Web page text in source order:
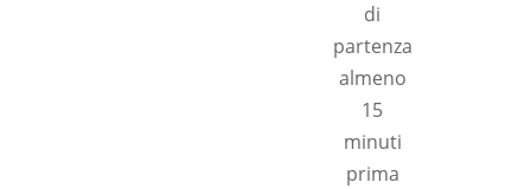
di
partenza
almeno
15
minuti
prima